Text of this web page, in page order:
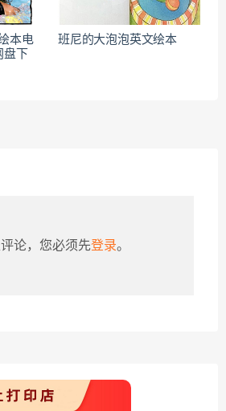
本电
盘下
班尼的大泡泡英文绘本
论，您必须先登录。